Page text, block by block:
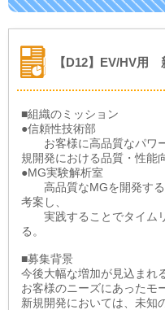
【D12】EV/HV用
■組織のミッション
●信頼性技術部
お客様に高品質なパワー
規開発における品質・性能
●MG実験解析室
高品質なMGを開発する
考案し、
実践することでタイムリ
る。
■募集背景
今後大幅な増加が見込まれ
お客様のニーズにあったモ
新規開発においては、未知